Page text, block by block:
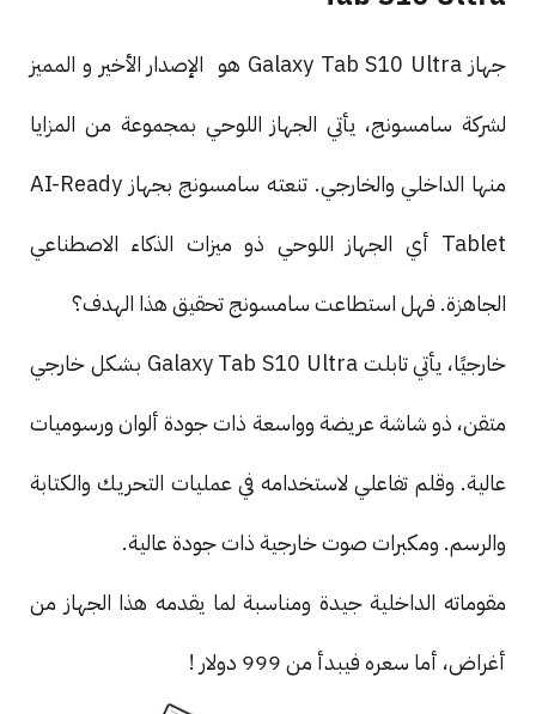
جهاز Galaxy Tab S10 Ultra هو الإصدار الأخير و المميز
لشركة سامسونج، يأتي الجهاز اللوحي بمجموعة من المزايا
منها الداخلي والخارجي. تنعته سامسونج بجهاز AI-Ready
Tablet أي الجهاز اللوحي ذو ميزات الذكاء الاصطناعي
الجاهزة. فهل استطاعت سامسونج تحقيق هذا الهدف؟
خارجيًا، يأتي تابلت Galaxy Tab S10 Ultra بشكل خارجي
متقن، ذو شاشة عريضة وواسعة ذات جودة ألوان ورسوميات
عالية. وقلم تفاعلي لاستخدامه في عمليات التحريك والكتابة
والرسم. ومكبرات صوت خارجية ذات جودة عالية.
مقوماته الداخلية جيدة ومناسبة لما يقدمه هذا الجهاز من
أغراض، أما سعره فيبدأ من 999 دولار !